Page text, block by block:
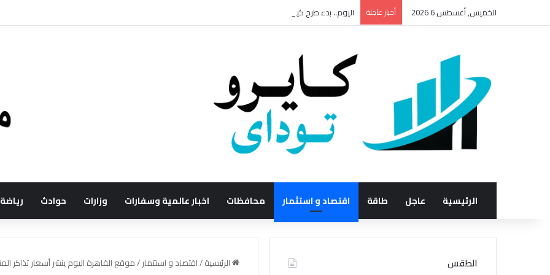
الخميس, أغسطس 6 2026 أخبار عاجلة اليوم.. بدء طرح كيلو السكر بـ25 جنيه بدل 28 جنيه في المجمعات الاستهلاكية
الرئيسية عاجل طاقة اقتصاد و استثمار محافظات اخبار عالمية وسفارات وزارات حوادث رياضة
الرئيسية/اقتصاد و استثمار /موقع القاهرة اليوم ينشر أسعار تذاكر
الطقس